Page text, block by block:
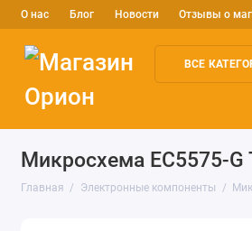
О нас Блог Новости Отзывы о
ВСЕ
Электронные компоненты
Микросхема EC5575-G
Главная Электронные компоненты